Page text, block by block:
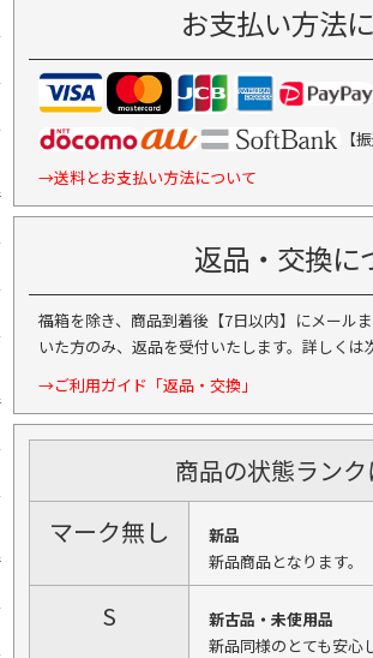
お支払い方法
【
→送料とお支払い方法について
返品・交換に
福箱を除き、商品到着後【7日以内】にメール
いた方のみ、返品を受付いたします。詳しくは
→ご利用ガイド「返品・交換」
商品の状態ラン
マーク無し
新品
新品商品となります。
S
新古品・未使用品
新品同様のとても安心